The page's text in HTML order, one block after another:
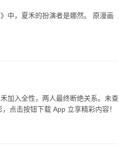
中，夏禾的扮演者是娜然。 原漫画
加入全性，两人最终断绝关系。未查
点击按钮下载 App 立享精彩内容！